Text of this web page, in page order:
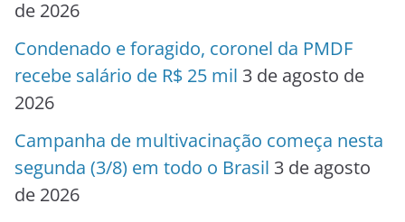
de 2026
Condenado e foragido, coronel da PMDF
recebe salário de R$ 25 mil 3 de agosto de
2026
Campanha de multivacinação começa nesta
segunda (3/8) em todo o Brasil 3 de agosto
de 2026